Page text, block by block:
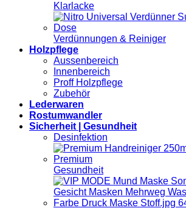
Klarlacke
Verdünnungen & Reiniger
Holzpflege
Aussenbereich
Innenbereich
Proff Holzpflege
Zubehör
Lederwaren
Rostumwandler
Sicherheit | Gesundheit
Desinfektion
Gesundheit